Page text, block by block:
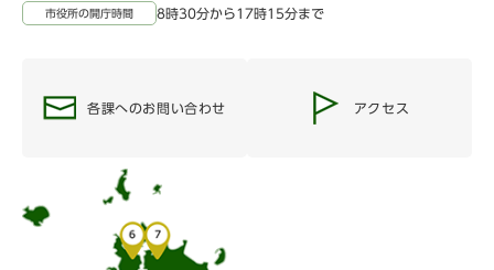
市役所の開庁時間 8時30分から17時15分まで
各課へのお問い合わせ アクセス